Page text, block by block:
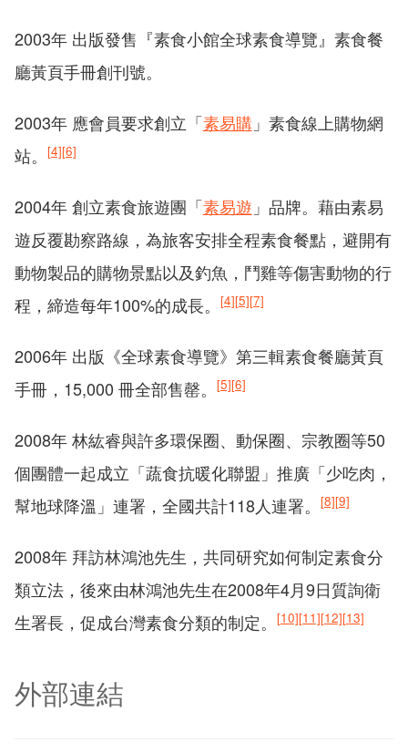
2003年 出版發售『素食小館全球素食導覽』素食餐
廳黃頁手冊創刊號。
2003年 應會員要求創立「素易購」素食線上購物網
站。
[4][6]
2004年 創立素食旅遊團「素易遊 」品牌。藉由素易
遊反覆勘察路線，為旅客安排全程素食餐點，避開有
動物製品的購物景點以及釣魚，鬥雞等傷害動物的行
程，締造每年100%的成長。
[4][5][7]
2006年 出版《全球素食導覽》第三輯素食餐廳黃頁
手冊，15,000 冊全部售罄。
[5][6]
2008年 林紘睿與許多環保圈、動保圈、宗教圈等50
個團體一起成立「蔬食抗暖化聯盟」推廣「少吃肉，
幫地球降溫」連署，全國共計118人連署。
[8][9]
2008年 拜訪林鴻池先生，共同研究如何制定素食分
類立法，後來由林鴻池先生在2008年4月9日質詢衛
生署長，促成台灣素食分類的制定。
[10][11][12][13]
外部連結